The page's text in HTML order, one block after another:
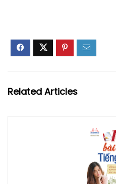
Related Articles